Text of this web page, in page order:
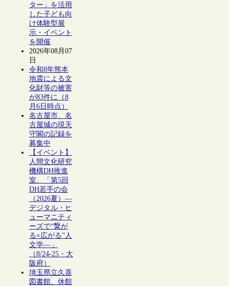
ター」を活用
した子ども向
け体験型展
示・イベント
を開催
2026年08月07
日
令和8年熊本
地震による文
化財等の被害
が83件に（8
月6日時点）
名古屋市、名
古屋城の現天
守閣の記録を
募集中
【イベント】
人間文化研究
機構DH推進
室、「第5回
DH若手の会
（2026夏）―
デジタル・ヒ
ューマニティ
ーズで“繋が
る×広がる”人
文学―」
（8/24-25・大
阪府）
埼玉県立久喜
図書館、休館